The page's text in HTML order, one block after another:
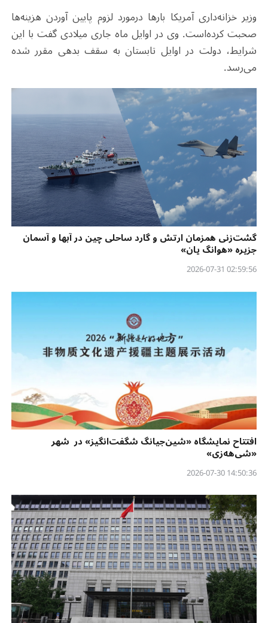
وزیر خزانه‌داری آمریکا بارها درمورد لزوم پایین آوردن هزینه‌ها
صحبت کرده‌است. وی در اوایل ماه جاری میلادی گفت با این
شرایط، دولت در اوایل تابستان به سقف بدهی مقرر شده
می‌رسد.
گشت‌زنی‌ همزمان ارتش و گارد ساحلی چین در آبها و آسمان
جزیره «هوانگ‌ یان»
02:59:56 2026-07-31
افتتاح نمایشگاه «شین‌جیانگ شگفت‌انگیز» در شهر
«شی‌هه‌زی»
14:50:36 2026-07-30